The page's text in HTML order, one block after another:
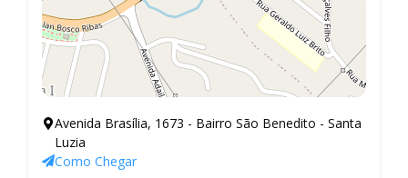
Avenida Brasília, 1673 - Bairro São Benedito - Santa
Luzia
Como Chegar